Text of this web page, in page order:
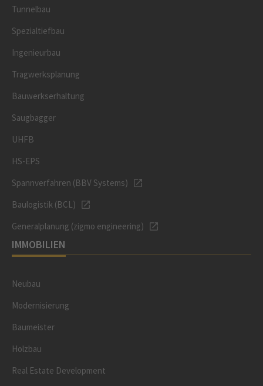
Tunnelbau
Spezialtiefbau
Ingenieurbau
Tragwerksplanung
Bauwerkserhaltung
Saugbagger
UHFB
HS-EPS
Spannverfahren (BBV Systems)
Baulogistik (BCL)
Generalplanung (zigmo engineering)
IMMOBILIEN
Neubau
Modernisierung
Baumeister
Holzbau
Real Estate Development